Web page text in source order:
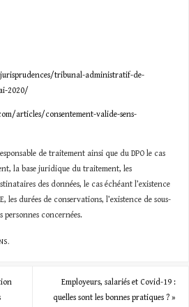
tribunal-administratif-de-
2020/
articles/consentement-valide-sens-
de traitement ainsi que du DPO le cas
la base juridique du traitement, les
des données, le cas échéant l’existence
les durées de conservations, l’existence de sous-
concernées.
.
Employeurs, salariés et Covid-19 :
quelles sont les bonnes pratiques ?»